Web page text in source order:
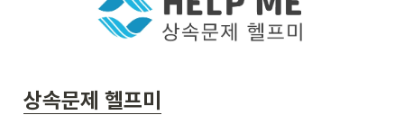
상속문제 헬프미